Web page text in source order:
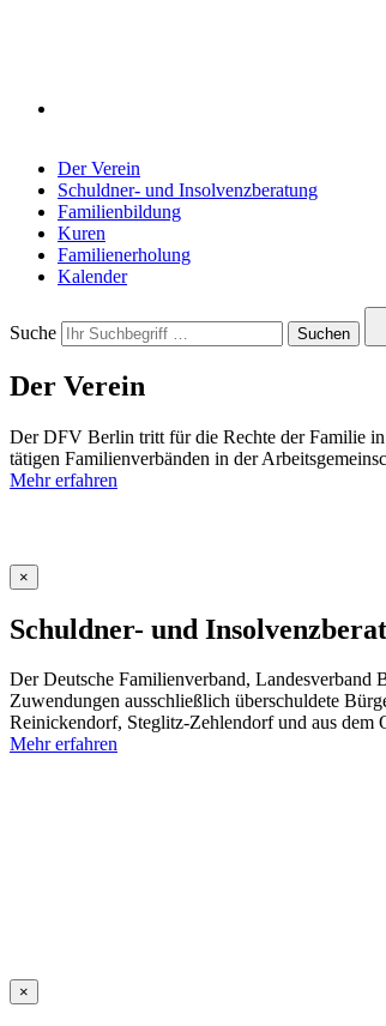
Der Verein
Schuldner- und Insolvenzberatung
Familienbildung
Kuren
Familienerholung
Kalender
Suche
Submit
search
Suchen
Der Verein
Der DFV Berlin tritt für die Rechte der Familie
tätigen Familienverbänden in der
Mehr erfahren
×
Schuldner- und
Der Deutsche Familienverband, Landesverband
Zuwendungen ausschließlich überschuldete
Reinickendorf, Steglitz-Zehlendorf und aus dem
Mehr erfahren
×